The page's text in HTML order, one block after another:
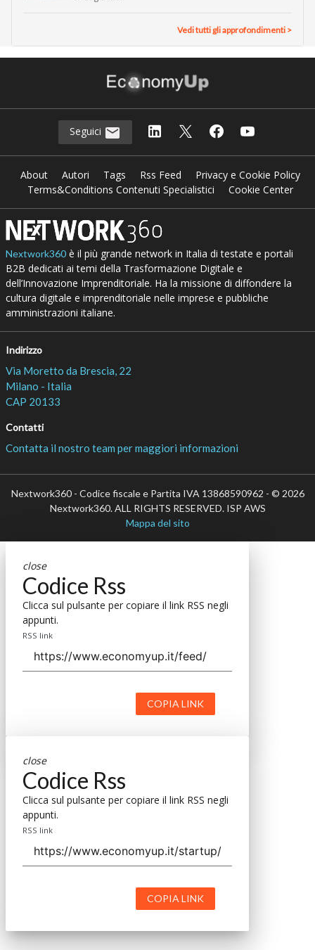
Vedi tutti gli approfondimenti >
Seguici
About Autori Tags Rss Feed
Privacy e Cookie Policy
Terms&Conditions Contenuti Specialistici
Cookie Center
Nextwork360è il più grande network in Italia di testate e portali
B2B dedicati ai temi della Trasformazione Digitale e
dell’Innovazione Imprenditoriale. Ha la missione di diffondere la
cultura digitale e imprenditoriale nelle imprese e pubbliche
amministrazioni italiane.
Indirizzo
Via Moretto da Brescia, 22
Milano - Italia
CAP 20133
Contatti
Contatta il nostro team per maggiori informazioni
Nextwork360 - Codice fiscale e Partita IVA 13868590962 - © 2026
Nextwork360. ALL RIGHTS RESERVED. ISP AWS
Mappa del sito
close
Codice Rss
Clicca sul pulsante per copiare il link RSS negli
appunti.
RSS link
COPIA LINK
close
Codice Rss
Clicca sul pulsante per copiare il link RSS negli
appunti.
RSS link
COPIA LINK